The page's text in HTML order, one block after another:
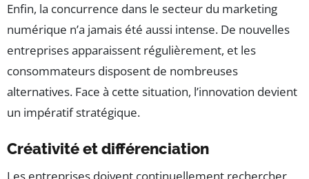
Enfin, la concurrence dans le secteur du marketing
numérique n’a jamais été aussi intense. De nouvelles
entreprises apparaissent régulièrement, et les
consommateurs disposent de nombreuses
alternatives. Face à cette situation, l’innovation devient
un impératif stratégique.
Créativité et différenciation